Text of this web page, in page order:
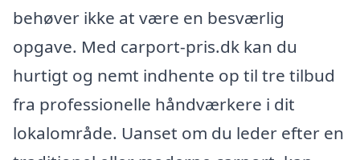
behøver ikke at være en besværlig
opgave. Med carport-pris.dk kan du
hurtigt og nemt indhente op til tre tilbud
fra professionelle håndværkere i dit
lokalområde. Uanset om du leder efter en